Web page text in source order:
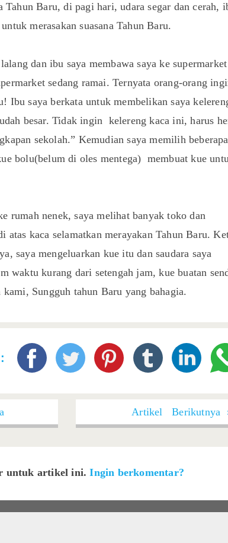
Baru, di pagi hari, udara segar dan cerah,
merasakan suasana Tahun Baru.
dan ibu saya membawa saya ke
sedang ramai. Ternyata orang-orang
Ibu saya berkata untuk membelikan saya
besar. Tidak ingin kelereng kaca ini, harus
sekolah.” Kemudian saya memilih beberapa
bolu(belum di oles mentega) membuat kue
rumah nenek, saya melihat banyak toko dan
atas kaca selamatkan merayakan Tahun Baru.
saya mengeluarkan kue itu dan saudara saya
waktu kurang dari setengah jam, kue buatan
Sungguh tahun Baru yang bahagia.
Artikel Berikutnya
untuk artikel ini.Ingin berkomentar?